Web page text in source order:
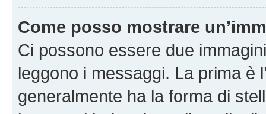
Come posso mostrare
Ci possono essere due
leggono i messaggi. La prima è
generalmente ha la forma di